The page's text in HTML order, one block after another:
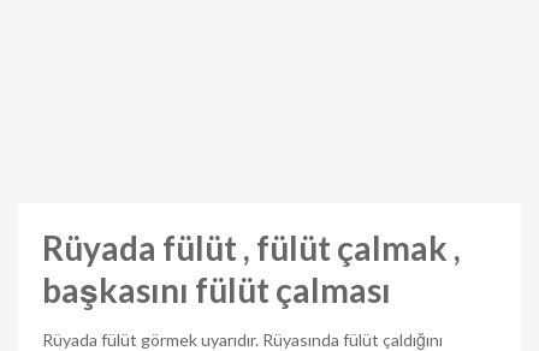
Rüyada fülüt , fülüt çalmak ,
başkasını fülüt çalması
Rüyada fülüt görmek uyarıdır. Rüyasında fülüt çaldığını